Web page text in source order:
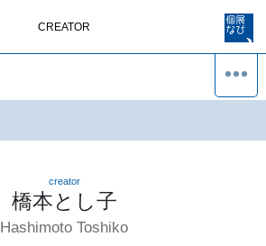
CREATOR
creator
橋本とし子
Hashimoto Toshiko